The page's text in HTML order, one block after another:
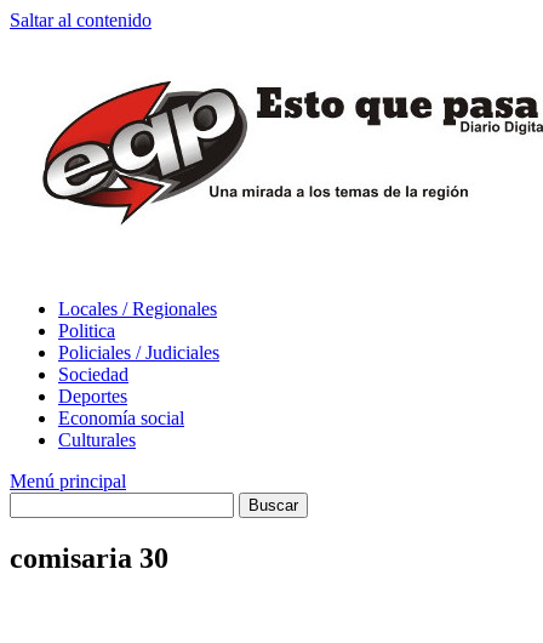
Saltar al contenido
Locales / Regionales
Politica
Policiales / Judiciales
Sociedad
Deportes
Economía social
Culturales
Menú principal
comisaria 30